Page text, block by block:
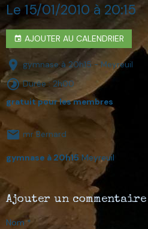
Le 15/01/2010 à 20:15
AJOUTER AU CALENDRIER
gymnase à 20h15 - Meyreuil
Durée : 2h00
gratuit pour les membres
mr Bernard
gymnase à 20h15 Meyreuil
Ajouter un commentaire
Nom